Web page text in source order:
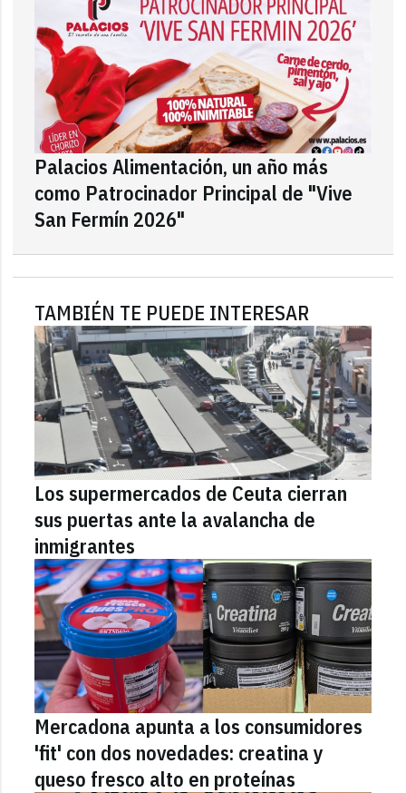
Palacios Alimentación, un año más
como Patrocinador Principal de "Vive
San Fermín 2026"
TAMBIÉN TE PUEDE INTERESAR
Los supermercados de Ceuta cierran
sus puertas ante la avalancha de
inmigrantes
Mercadona apunta a los consumidores
'fit' con dos novedades: creatina y
queso fresco alto en proteínas